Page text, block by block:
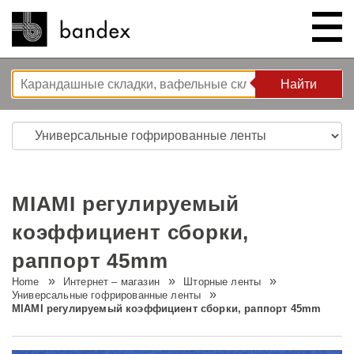
ИНТЕРНЕТ – МАГАЗИН
КОРЗИНА РЕШЕНИЙ
Решения для спальни
Новые разработки
Волновая система L’ONDA
O НАС
Компания
Тур по компании
ИНСТРУКЦИИ/СОВЕТЫ И
Найти
Найти
MIAMI регулируемый
коэффициент сборки,
раппорт 45mm
Home Интернет – магазин
Шторные ленты
Универсальные гофрированные ленты
MIAMI регулируемый коэффициент сборки, раппорт 45mm